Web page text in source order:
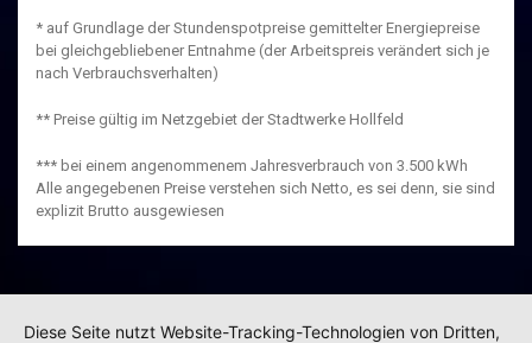
* auf Grundlage der Stundenspotpreise gemittelter Energiepreise
bei gleichgebliebener Entnahme (der Arbeitspreis verändert sich je
nach Verbrauchsverhalten)
** Preise gültig im Netzgebiet der Stadtwerke Hollfeld
*** bei einem angenommenem Jahresverbrauch von 3.500 kWh
Alle angegebenen Preise verstehen sich Netto, es sei denn, sie sind
explizit Brutto ausgewiesen
Diese Seite nutzt Website-Tracking-Technologien von Dritten,